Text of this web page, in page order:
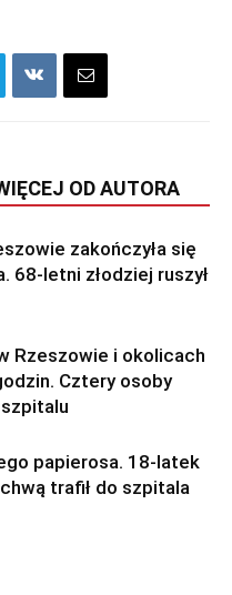
OD AUTORA
zakończyła się
68-letni złodziej ruszył
Rzeszowie i okolicach
Cztery osoby
papierosa. 18-latek
trafił do szpitala